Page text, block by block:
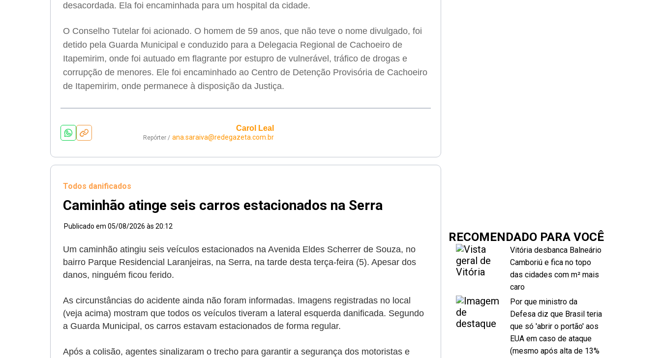
desacordada. Ela foi encaminhada para um hospital da cidade.
O Conselho Tutelar foi acionado. O homem de 59 anos, que não teve o nome divulgado, foi
detido pela Guarda Municipal e conduzido para a Delegacia Regional de Cachoeiro de
Itapemirim, onde foi autuado em flagrante por estupro de vulnerável, tráfico de drogas e
corrupção de menores. Ele foi encaminhado ao Centro de Detenção Provisória de Cachoeiro
de Itapemirim, onde permanece à disposição da Justiça.
Carol Leal
Repórter / ana.saraiva@redegazeta.com.br
Todos danificados
Caminhão atinge seis carros estacionados na Serra
Publicado em 05/08/2026 às 20:12
Um caminhão atingiu seis veículos estacionados na Avenida Eldes Scherrer de Souza, no
bairro Parque Residencial Laranjeiras, na Serra, na tarde desta terça-feira (5). Apesar dos
danos, ninguém ficou ferido.
As circunstâncias do acidente ainda não foram informadas. Imagens registradas no local
(veja acima) mostram que todos os veículos tiveram a lateral esquerda danificada. Segundo
a Guarda Municipal, os carros estavam estacionados de forma regular.
Após a colisão, agentes sinalizaram o trecho para garantir a segurança dos motoristas e
RECOMENDADO PARA VOCÊ
Vitória desbanca Balneário
Camboriú e fica no topo
das cidades com m² mais
caro
Por que ministro da
Defesa diz que Brasil teria
que só 'abrir o portão' aos
EUA em caso de ataque
(mesmo após alta de 13%